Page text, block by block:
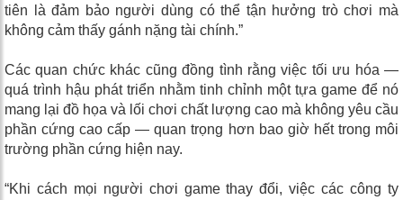
tiên là đảm bảo người dùng có thể tận hưởng trò chơi mà
không cảm thấy gánh nặng tài chính.”
Các quan chức khác cũng đồng tình rằng việc tối ưu hóa —
quá trình hậu phát triển nhằm tinh chỉnh một tựa game để nó
mang lại đồ họa và lối chơi chất lượng cao mà không yêu cầu
phần cứng cao cấp — quan trọng hơn bao giờ hết trong môi
trường phần cứng hiện nay.
“Khi cách mọi người chơi game thay đổi, việc các công ty